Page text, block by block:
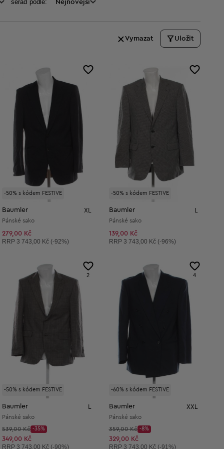
seraď podle: Nejnovější
Vymazat Uložit
-50% s kódem FESTIVE
Baumler XL
Pánské sako
279,00 Kč
Doporučená cena:
RRP3 743,00 Kč (-92%)
-50% s kódem FESTIVE
Baumler
Pánské sako
139,00 Kč
Doporučená cena:
RRP 3 743,00 Kč (-96%)
-50% s kódem FESTIVE
2
Baumler
Pánské sako
Původní cena:
539,00 Kč
Discount Price:
-35%
Snížená cena:
349,00 Kč
Doporučená cena:
RRP3 743,00 Kč (-90%)
-60% s kódem FESTIVE
4
Baumler XXL
Pánské sako
Původní cena:
359,00 Kč
Discount Price:
-8%
Snížená cena:
329,00 Kč
Doporučená cena:
RRP 3 743,00 Kč (-91%)